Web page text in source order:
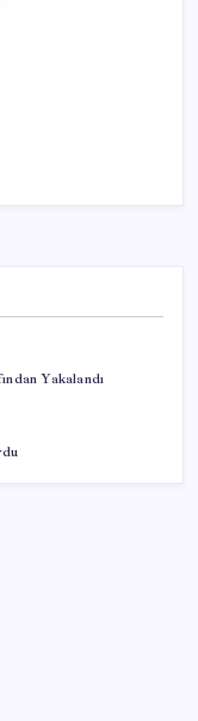
Yakalandı